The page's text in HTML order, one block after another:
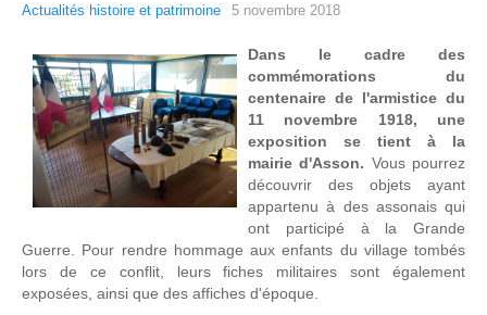
Actualités histoire et patrimoine 5 novembre 2018
Dans le cadre des
commémorations du
centenaire de l'armistice du
11 novembre 1918, une
exposition se tient à la
mairie d'Asson. Vous pourrez
découvrir des objets ayant
appartenu à des assonais qui
ont participé à la Grande
Guerre. Pour rendre hommage aux enfants du village tombés
lors de ce conflit, leurs fiches militaires sont également
exposées, ainsi que des affiches d'époque.